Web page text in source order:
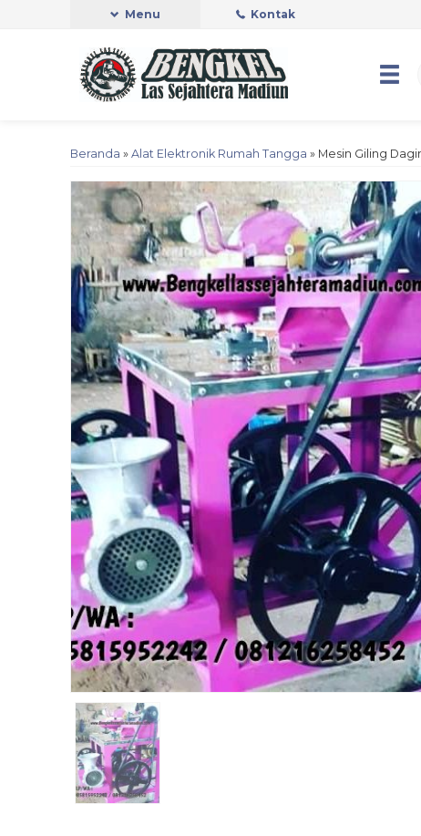
Menu Kontak
Beranda » Alat Elektronik Rumah Tangga » Mesin Giling